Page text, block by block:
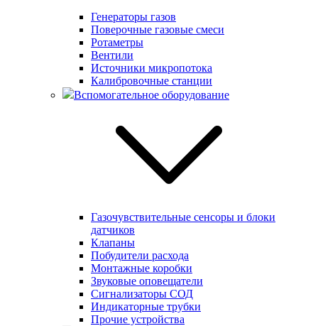
Генераторы газов
Поверочные газовые смеси
Ротаметры
Вентили
Источники микропотока
Калибровочные станции
Вспомогательное оборудование
Газочувствительные сенсоры и блоки
датчиков
Клапаны
Побудители расхода
Монтажные коробки
Звуковые оповещатели
Сигнализаторы СОД
Индикаторные трубки
Прочие устройства